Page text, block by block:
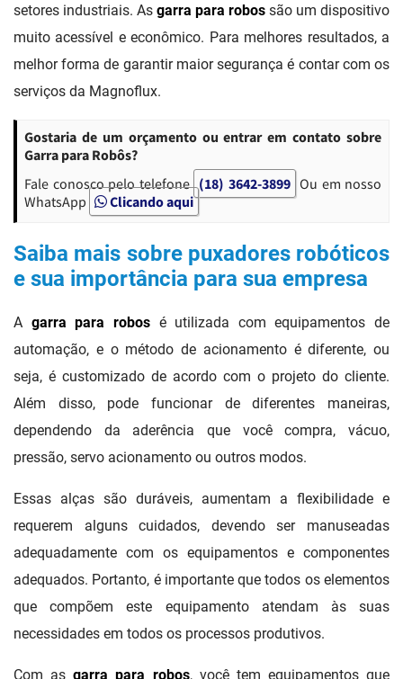
setores industriais. As garra para robos são um dispositivo
muito acessível e econômico. Para melhores resultados, a
melhor forma de garantir maior segurança é contar com os
serviços da Magnoflux.
Gostaria de um orçamento ou entrar em contato sobre
Garra para Robôs?
Fale conosco pelo telefone (18) 3642-3899 Ou em nosso
WhatsApp
Clicando aqui
Saiba mais sobre puxadores robóticos
e sua importância para sua empresa
A garra para robosé utilizada com equipamentos de
automação, e o método de acionamento é diferente, ou
seja, é customizado de acordo com o projeto do cliente.
Além disso, pode funcionar de diferentes maneiras,
dependendo da aderência que você compra, vácuo,
pressão, servo acionamento ou outros modos.
Essas alças são duráveis, aumentam a flexibilidade e
requerem alguns cuidados, devendo ser manuseadas
adequadamente com os equipamentos e componentes
adequados. Portanto, é importante que todos os elementos
que compõem este equipamento atendam às suas
necessidades em todos os processos produtivos.
Com asgarra para robos, você tem equipamentos que